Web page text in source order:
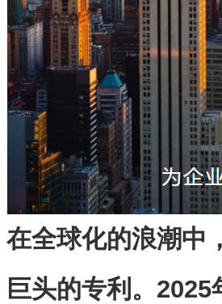
在全球化的浪潮中
巨头的专利。